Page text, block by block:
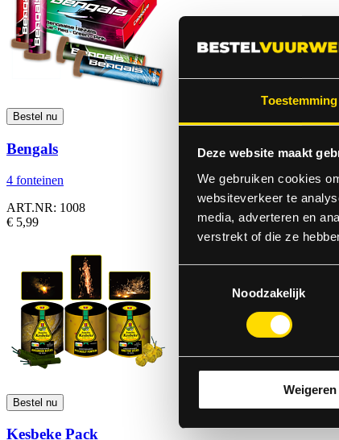
Toestemming
Deze website maakt
We gebruiken cookies
websiteverkeer te
media, adverteren en
verstrekt of die ze
Noodzakelijk
Weigeren
Bengals
4 fonteinen
ART.NR: 1008
€ 5,99
Kesbeke Pack